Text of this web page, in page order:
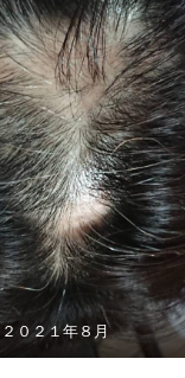
２０２１年８月